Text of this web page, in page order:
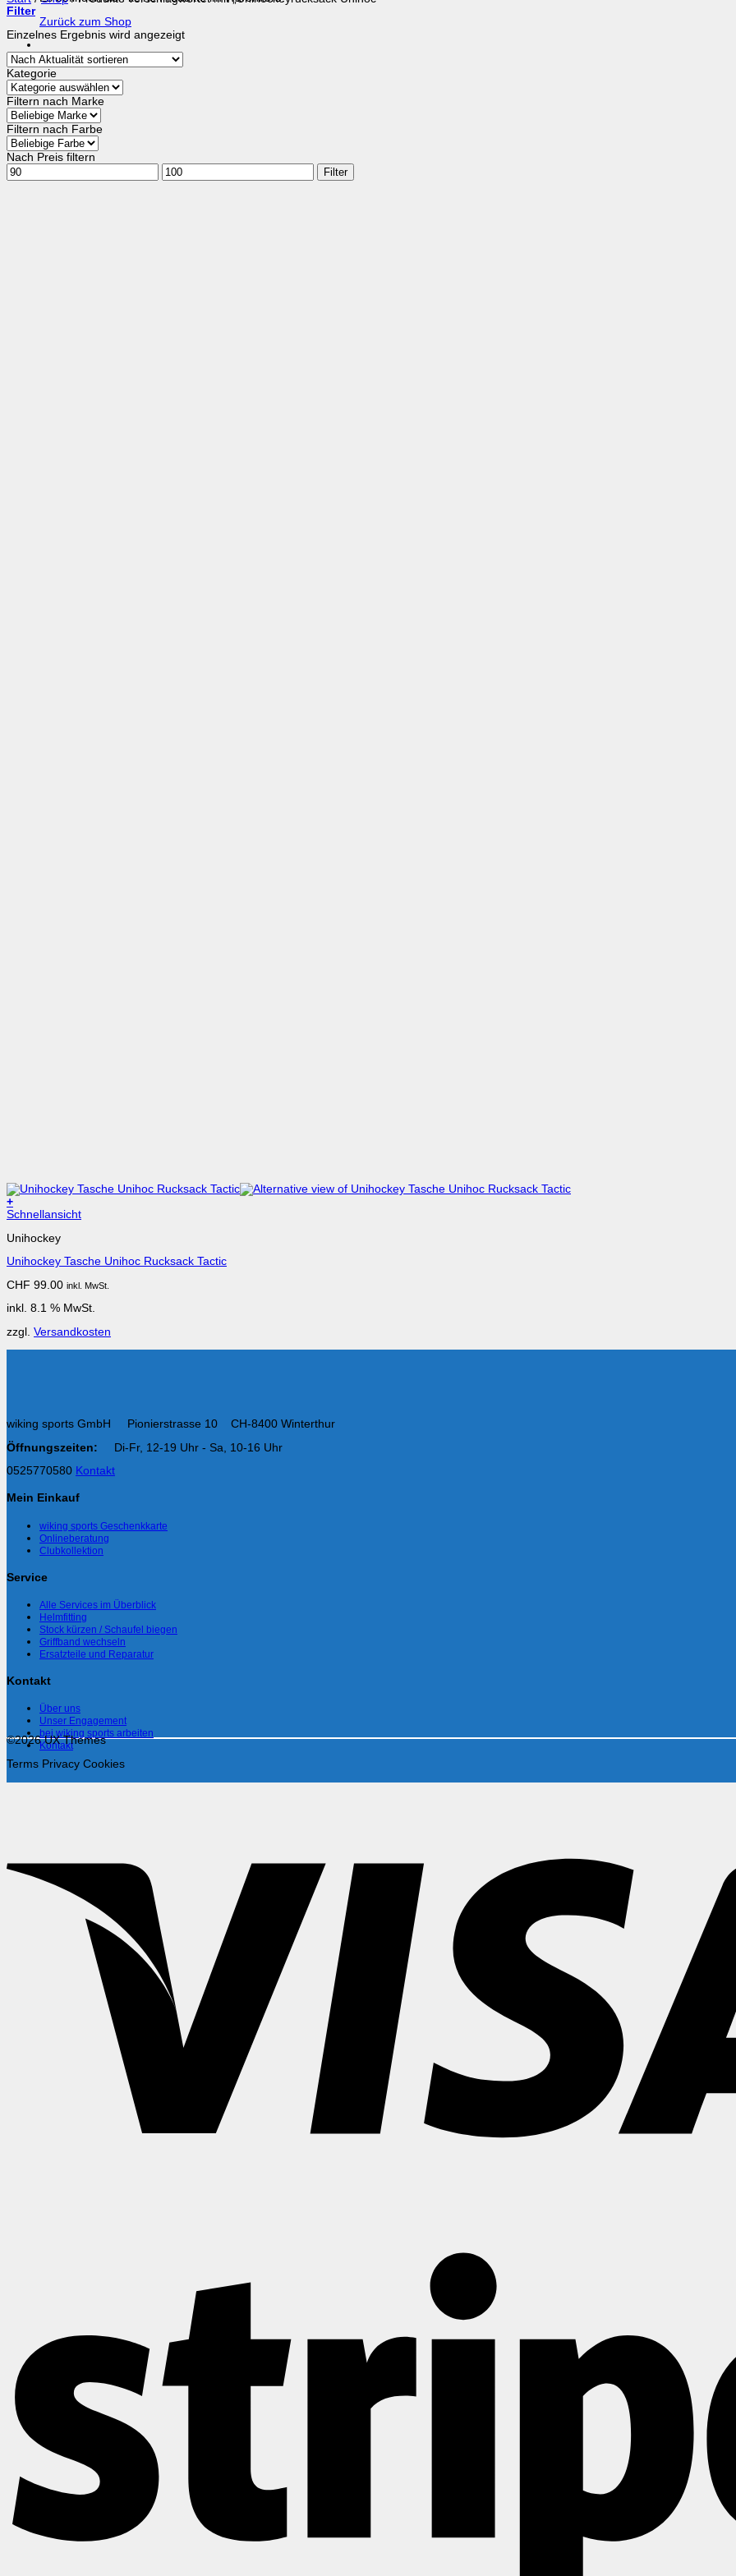
Zurück zum Shop
Filter
Einzelnes Ergebnis wird angezeigt
Kategorie
Filtern nach Marke
Filtern nach Farbe
Nach Preis filtern
Min.
Preis
Max.
Preis
Filter
+
Schnellansicht
Unihockey
Unihockey Tasche Unihoc Rucksack Tactic
CHF 99.00 inkl. MwSt.
inkl. 8.1 % MwSt.
zzgl. Versandkosten
wiking sports GmbH Pionierstrasse 10 CH-8400 Winterthur
Öffnungszeiten:
Di-Fr, 12-19 Uhr - Sa, 10-16 Uhr
0525770580 Kontakt
Mein Einkauf
wiking sports Geschenkkarte
Onlineberatung
Clubkollektion
Service
Alle Services im Überblick
Helmfitting
Stock kürzen / Schaufel biegen
Griffband wechseln
Ersatzteile und Reparatur
Kontakt
Über uns
Unser Engagement
bei wiking sports arbeiten
Kontakt
©2026 UX Themes
Terms Privacy Cookies